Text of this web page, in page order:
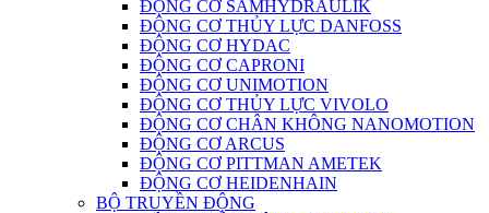
ĐỘNG CƠ SAMHYDRAULIK
ĐỘNG CƠ THỦY LỰC DANFOSS
ĐỘNG CƠ HYDAC
ĐỘNG CƠ CAPRONI
ĐỘNG CƠ UNIMOTION
ĐỘNG CƠ THỦY LỰC VIVOLO
ĐỘNG CƠ CHÂN KHÔNG NANOMOTION
ĐỘNG CƠ ARCUS
ĐỘNG CƠ PITTMAN AMETEK
ĐỘNG CƠ HEIDENHAIN
BỘ TRUYỀN ĐỘNG